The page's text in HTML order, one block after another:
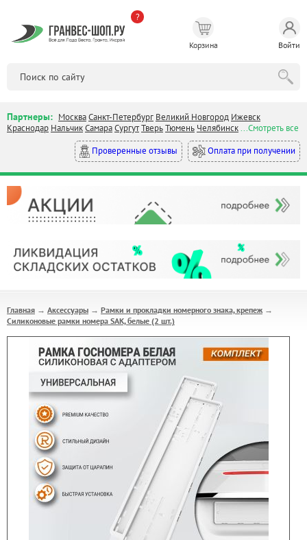
?
Корзина Войти
Партнеры: МоскваСанкт-Петербург Великий Новгород Ижевск
Краснодар НальчикСамараСургутТверьТюмень Челябинск...Смотреть все
Проверенные отзывы
Оплата при получении
Главная → Аксессуары → Рамки и прокладки номерного знака, крепеж →
Силиконовые рамки номера SAK, белые (2 шт.)